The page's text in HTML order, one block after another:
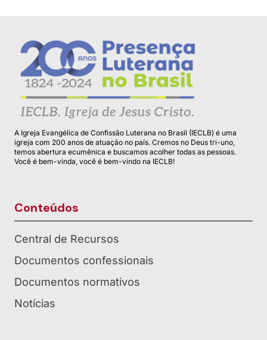
A Igreja Evangélica de Confissão Luterana no Brasil (IECLB) é uma
igreja com 200 anos de atuação no país. Cremos no Deus tri-uno,
temos abertura ecumênica e buscamos acolher todas as pessoas.
Você é bem-vinda, você é bem-vindo na IECLB!
Conteúdos
Central de Recursos
Documentos confessionais
Documentos normativos
Notícias